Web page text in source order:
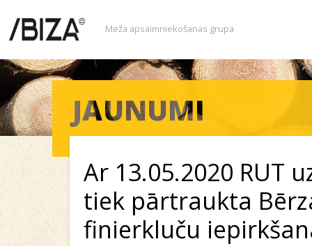
Meža apsaimniekošanas grupa
Ar 13.05.2020 RUT
tiek pārtraukta
finierkluču